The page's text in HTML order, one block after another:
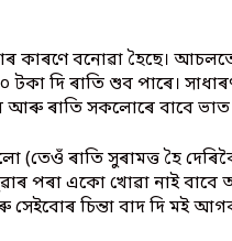
কাৰণে বনোৱা হৈছে।
দি ৰাতি শুব পাৰে।
আৰু ৰাতি সকলোৰে বাবে ভাত
(তেওঁ ৰাতি সুৰামত্ত হৈ
পৰা একো খোৱা নাই বাবে
চিন্তা বাদ দি মই